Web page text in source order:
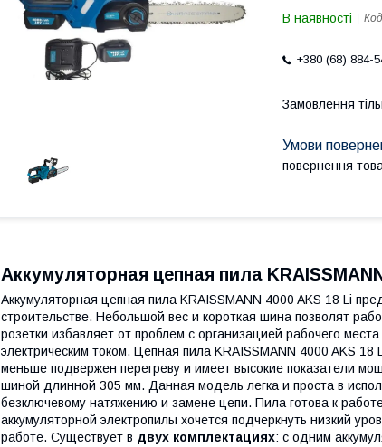
В наявності
+380 (68) 884-
Замовлення
повернення
Аккумуляторная цепная пила
Аккумуляторная цепная пила KRAISSMANN 4000 AKS 18 Li
строительстве. Небольшой вес и короткая шина позволят
розетки избавляет от проблем с организацией рабочего
электрическим током. Цепная пила KRAISSMANN 4000 AKS
меньше подвержен перегреву и имеет высокие показатели
шиной длинной 305 мм. Данная модель легка и проста в
безключевому натяжению и замене цепи. Пила готова к
аккумуляторной электропилы хочется подчеркнуть низкий
работе. Существует в двух комплектациях: с одним